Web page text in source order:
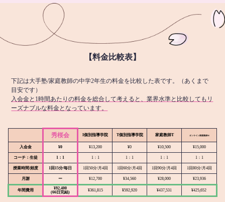
【料金比較表】
下記は大手塾/家庭教師の中学2年生の料金を比較した表です。（あくまで
目安です）
入会金と1時間あたりの料金を総合して考えると、業界水準と比較してもリ
ーズナブルな料金となっています。
秀桜会 I個別指導学院 T個別指導学院 家庭教師T オンライン家庭教師M
入会金 ¥0 ¥13,200 ¥0 ¥10,500 ¥15,000
コーチ：生徒 1：1 1：1 1：1 1：1 1：1
授業時間/頻度 1回15分/毎日 1回50分/月4回 1回60分/月4回 1回90分/月4回 1回80分/月4回
月謝 ー ¥12,700 ¥34,560 ¥28,000 ¥23,936
年間費用
¥92,400
(66日完結)
¥361,815 ¥592,920 ¥437,531 ¥425,652